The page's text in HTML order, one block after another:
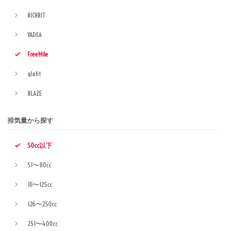
RICHBIT
YADEA
FreeMile
glafit
BLAZE
排気量から探す
50cc以下
51〜110cc
111〜125cc
126〜250cc
251〜400cc